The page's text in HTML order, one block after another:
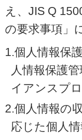
え、JIS Q
の要求事項」
1.個人情報保
人情報保護
イアンスプ
2.個人情報の
応じた個人